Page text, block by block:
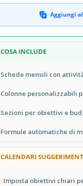
Aggiungi
COSA INCLUDE
Schede mensili con
Colonne personalizzabili
Sezioni per obiettivi e
Formule automatiche di
CALENDARI
Imposta obiettivi chiari